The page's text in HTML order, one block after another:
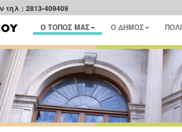
: 2813-409409
Ο ΤΟΠΟΣ ΜΑΣ Ο ΔΗΜΟΣ